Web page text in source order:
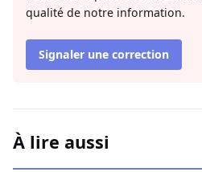
qualité de notre information.
Signaler une correction
À lire aussi